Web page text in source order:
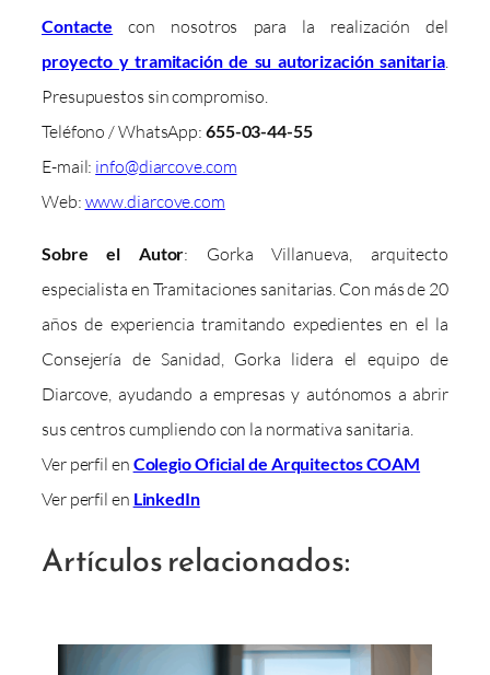
Contacte con nosotros para la realización del
proyecto y tramitación de su autorización sanitaria
Presupuestos sin compromiso.
Teléfono / WhatsApp: 655-03-44-55
E-mail: info@diarcove.com
Web: www.diarcove.com
Sobre el Autor: Gorka Villanueva, arquitecto
especialista en Tramitaciones sanitarias. Con más de 20
años de experiencia tramitando expedientes en el la
Consejería de Sanidad, Gorka lidera el equipo de
Diarcove, ayudando a empresas y autónomos a abrir
sus centros cumpliendo con la normativa sanitaria.
Ver perfil en Colegio Oficial de Arquitectos COAM
Ver perfil en LinkedIn
Artículos relacionados: